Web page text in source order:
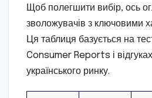
Щоб полегшити вибір, ось
зволожувачів з ключовими
Ця таблиця базується на
Consumer Reports і
українського ринку.